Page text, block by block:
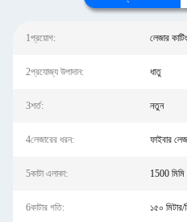
1প্রয়োগ: লেজার
2প্রযোজ্য উপাদান: ধাতু
3শর্ত: নতুন
4লেজারের ধরন: ফাইবার
5কাটা এলাকা: 1500
6কাটার গতি: ১৫০ মিটার/